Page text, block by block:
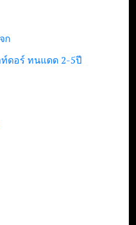
ก
ท์ดอร์ ทนแดด 2-5ปี